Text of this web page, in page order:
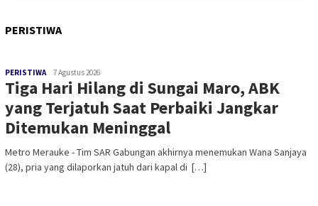
PERISTIWA
PERISTIWA 7 Agustus 2026
Tiga Hari Hilang di Sungai Maro, ABK
yang Terjatuh Saat Perbaiki Jangkar
Ditemukan Meninggal
​Metro Merauke - Tim SAR Gabungan akhirnya menemukan Wana Sanjaya
(28), pria yang dilaporkan jatuh dari kapal di […]